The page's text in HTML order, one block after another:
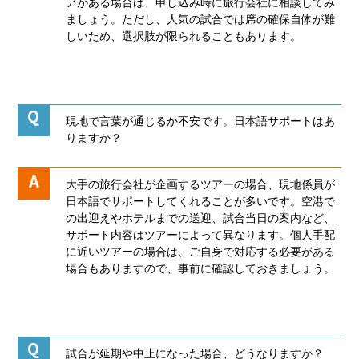
アがある場合は、申し込み時に旅行会社に相談してみ
ましょう。ただし、人気の試合では席の確保自体が難
しいため、選択肢が限られることもあります。
現地で言葉が通じるか不安です。日本語サポートはあ
りますか？
大手の旅行会社が企画するツアーの場合、現地係員が
日本語でサポートしてくれることが多いです。空港で
の出迎えやホテルまでの送迎、試合当日の案内など、
サポート内容はツアーによって異なります。個人手配
に近いツアーの場合は、ご自身で対応する必要がある
場合もありますので、事前に確認しておきましょう。
試合が延期や中止になった場合、どうなりますか？